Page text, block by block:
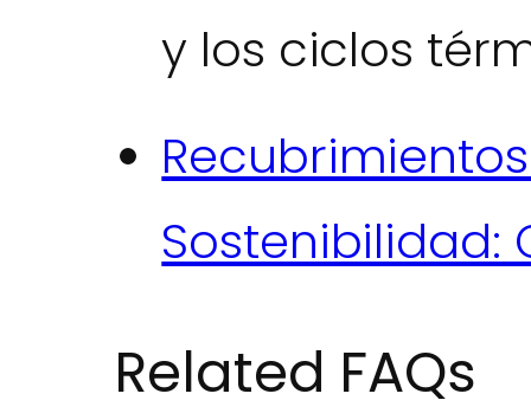
y los ciclos
Sostenibilidad:
Related FAQs